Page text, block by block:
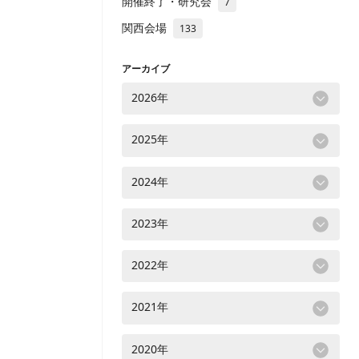
関西会場 133
アーカイブ
2026年
2025年
2024年
2023年
2022年
2021年
2020年